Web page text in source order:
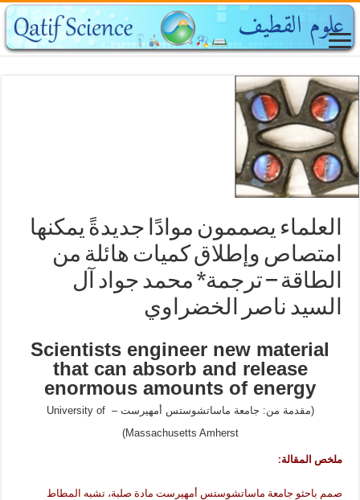
العلماء يصممون موادًا جديدةً يمكنها
امتصاص وإطلاق كميات هائلة من
الطاقة – ترجمة* محمد جواد آل
السيد ناصر الخضراوي
Scientists engineer new material
that can absorb and release
enormous amounts of energy
(مقدمة من: جامعة ماساتشوستس أمهيرست – University of
Massachusetts Amherst)
ملخص المقالة:
صمم باحثو جامعة ماساتشوستس أمهيرست مادة صلبة، تشبه المطاط